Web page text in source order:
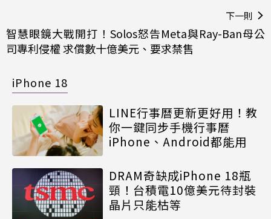
下一則
智慧眼鏡大戰開打！Solos怒告Meta與Ray-Ban母公
司專利侵權 求償數十億美元、要求禁售
iPhone 18
LINE行事曆更新更好用！教
你一鍵同步手機行事曆
iPhone、Android都能用
DRAM奇缺成iPhone 18瓶
頸！台積電10億美元待封裝
晶片只能枯等